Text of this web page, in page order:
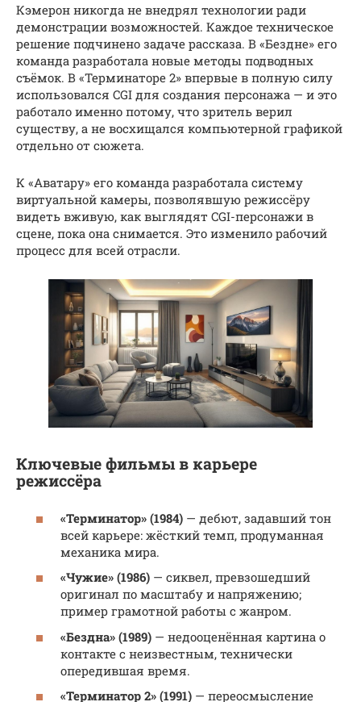
Кэмерон никогда не внедрял технологии ради
демонстрации возможностей. Каждое техническое
решение подчинено задаче рассказа. В «Бездне» его
команда разработала новые методы подводных
съёмок. В «Терминаторе 2» впервые в полную силу
использовался CGI для создания персонажа — и это
работало именно потому, что зритель верил
существу, а не восхищался компьютерной графикой
отдельно от сюжета.
К «Аватару» его команда разработала систему
виртуальной камеры, позволявшую режиссёру
видеть вживую, как выглядят CGI-персонажи в
сцене, пока она снимается. Это изменило рабочий
процесс для всей отрасли.
Ключевые фильмы в карьере
режиссёра
«Терминатор» (1984) — дебют, задавший тон
всей карьере: жёсткий темп, продуманная
механика мира.
«Чужие» (1986) — сиквел, превзошедший
оригинал по масштабу и напряжению;
пример грамотной работы с жанром.
«Бездна» (1989) — недооценённая картина о
контакте с неизвестным, технически
опередившая время.
«Терминатор 2» (1991) — переосмысление